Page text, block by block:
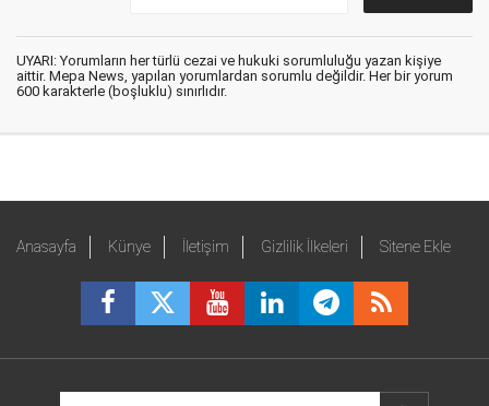
UYARI: Yorumların her türlü cezai ve hukuki sorumluluğu yazan kişiye
aittir. Mepa News, yapılan yorumlardan sorumlu değildir. Her bir yorum
600 karakterle (boşluklu) sınırlıdır.
Anasayfa Künye İletişim Gizlilik İlkeleri Sitene Ekle